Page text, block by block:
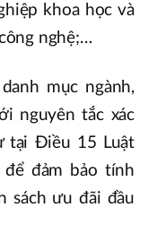
khoa học và
nghệ;…
mục ngành,
nguyên tắc xác
tại Điều 15 Luật
đảm bảo tính
sách ưu đãi đầu